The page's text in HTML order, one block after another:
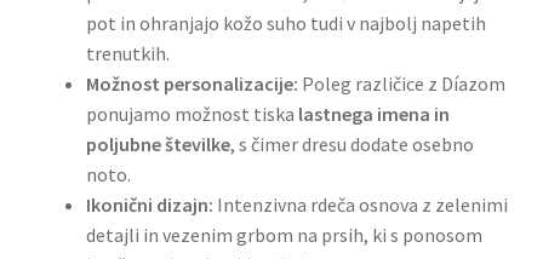
pot in ohranjajo kožo suho tudi v najbolj napetih
trenutkih.
Možnost personalizacije: Poleg različice z Díazom
ponujamo možnost tiska lastnega imena in
poljubne številke, s čimer dresu dodate osebno
noto.
Ikonični dizajn: Intenzivna rdeča osnova z zelenimi
detajli in vezenim grbom na prsih, ki s ponosom